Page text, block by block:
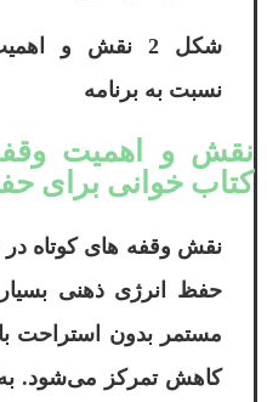
شکل 2 نقش و
نسبت به برنامه
نقش و اهمیت
کتاب خوانی برای
نقش وقفه‌ های کوتاه
حفظ انرژی ذهنی
مستمر بدون استراحت
کاهش تمرکز می‌شود. به